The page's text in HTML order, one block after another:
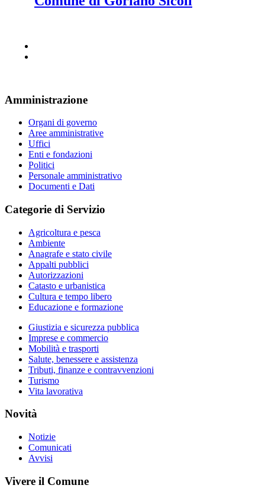
Amministrazione
Organi di governo
Aree amministrative
Uffici
Enti e fondazioni
Politici
Personale amministrativo
Documenti e Dati
Categorie di Servizio
Agricoltura e pesca
Ambiente
Anagrafe e stato civile
Appalti pubblici
Autorizzazioni
Catasto e urbanistica
Cultura e tempo libero
Educazione e formazione
Giustizia e sicurezza pubblica
Imprese e commercio
Mobilità e trasporti
Salute, benessere e assistenza
Tributi, finanze e contravvenzioni
Turismo
Vita lavorativa
Novità
Notizie
Comunicati
Avvisi
Vivere il Comune